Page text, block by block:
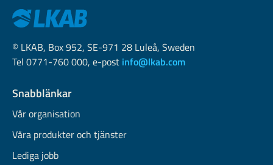
© LKAB, Box 952, SE-971 28 Luleå, Sweden
Tel 0771-760 000, e-post info@lkab.com
Snabblänkar
Vår organisation
Våra produkter och tjänster
Lediga jobb